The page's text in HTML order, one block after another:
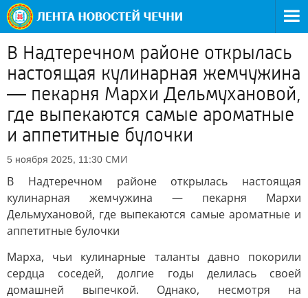
В Надтеречном районе открылась
настоящая кулинарная жемчужина
— пекарня Мархи Дельмухановой,
где выпекаются самые ароматные
и аппетитные булочки
5 ноября 2025, 11:30 СМИ
В Надтеречном районе открылась настоящая
кулинарная жемчужина — пекарня Мархи
Дельмухановой, где выпекаются самые ароматные и
аппетитные булочки
Марха, чьи кулинарные таланты давно покорили
сердца соседей, долгие годы делилась своей
домашней выпечкой. Однако, несмотря на